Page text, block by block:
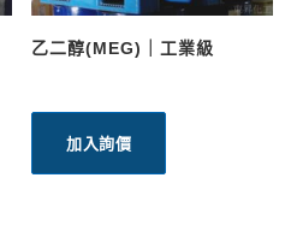
乙二醇(MEG)｜工業級
加入詢價